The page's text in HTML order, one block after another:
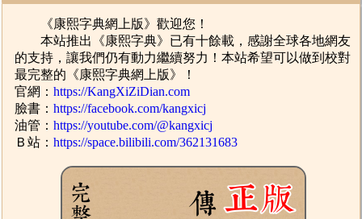
《康熙字典網上版》歡迎您！
本站推出《康熙字典》已有十餘載，感謝全球各地網友
的支持，讓我們仍有動力繼續努力！本站希望可以做到校對
最完整的《康熙字典網上版》！
官網：https://KangXiZiDian.com
臉書：https://facebook.com/kangxicj
油管：https://youtube.com/@kangxicj
Ｂ站：https://space.bilibili.com/362131683